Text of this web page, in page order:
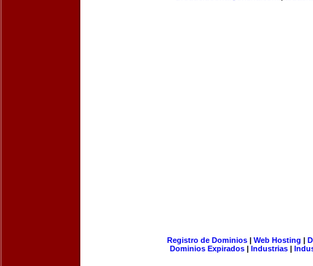
Registro de Dominios| Web Hosting |
Dominios Expirados | Industrias |